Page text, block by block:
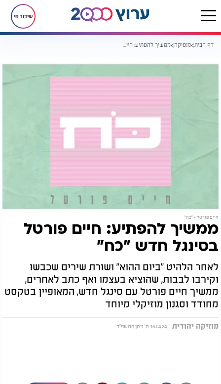
שידור חי
דף הבית מוסיקה ממשיך להפתיע: חיים פורטל בסינגל חדש ״כח״
חיים פורטל - ״כח״
ממשיך להפתיע: חיים פורטל
בסינגל חדש ״כח״
לאחר הלהיט "ביום ההוא" ושורת שירים שכבשו
וקירבו לבבות, שהוציא בעצמו ואף כתב לאחרים,
ממשיך חיים פורטל עם סינגל חדש, המאופיין בטקסט
מחודד וסגנון מוזיקלי מיוחד
מוזיקה יהודית 16.04.24 ח' ניסן התשפ"ד